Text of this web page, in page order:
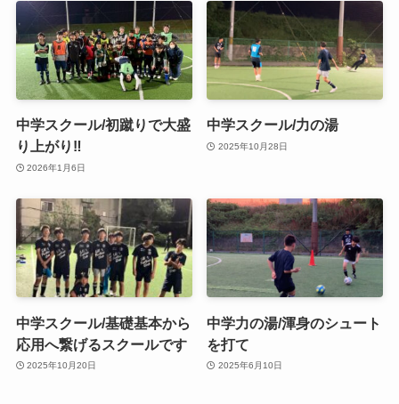
中学スクール/初蹴りで大盛
り上がり‼️
2026年1月6日
中学スクール/力の湯
2025年10月28日
中学スクール/基礎基本から
応用へ繋げるスクールです
2025年10月20日
中学力の湯/渾身のシュート
を打て
2025年6月10日